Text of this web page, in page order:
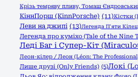
Крізь темряву пливу, Томаш
КіннПорш (KinnPorsche) (11)Кістки
Леви на джипі (13)Легенда П'яти
Легенда про куміхо (Tale of the Nine
Леді Баг і Супер-Кіт
Леон-кілер / Леон (Léon: The
Лише друзі (Only Friends) (5)Локі